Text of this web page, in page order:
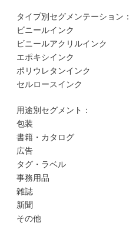
タイプ別セグメンテーション：
ビニールインク
ビニールアクリルインク
エポキシインク
ポリウレタンインク
セルロースインク
用途別セグメント：
包装
書籍・カタログ
広告
タグ・ラベル
事務用品
雑誌
新聞
その他